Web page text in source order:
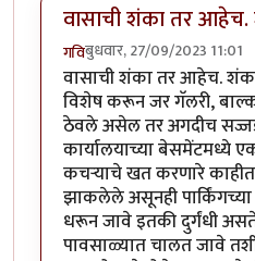
वासाची शंका तर
गविबुधवार, 27/09/2023 11:01
वासाची शंका तर आहेच.
विशेष करून जर गॅलरी,
ठेवले असेल तर अगदीच
कार्यालयाच्या बेसमेंटमध्ये
कचऱ्याचे खत करणारे
झाकलेले असूनही
धरून जावे इतकी दुर्गंधी
पावसाळ्यात चालत जावे